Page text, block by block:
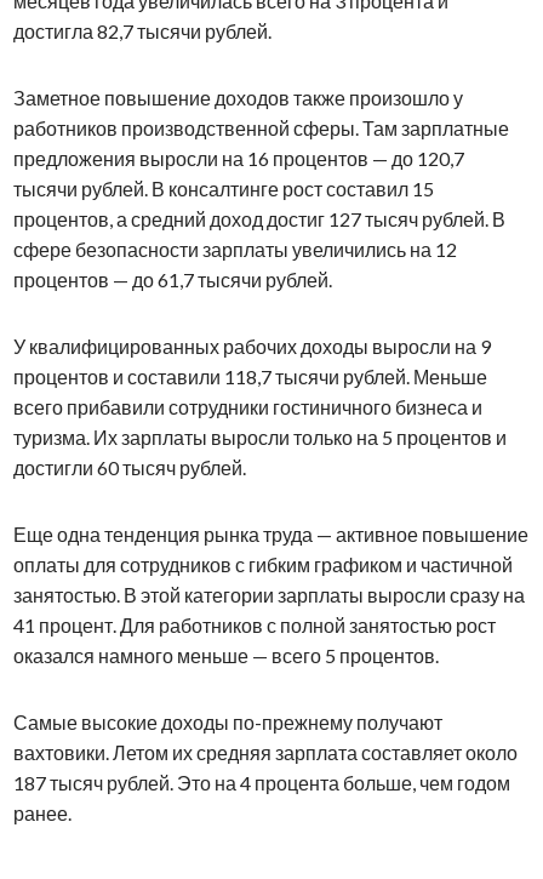
достигла 82,7 тысячи рублей.
Заметное повышение доходов также произошло у
работников производственной сферы. Там зарплатные
предложения выросли на 16 процентов — до 120,7
тысячи рублей. В консалтинге рост составил 15
процентов, а средний доход достиг 127 тысяч рублей. В
сфере безопасности зарплаты увеличились на 12
процентов — до 61,7 тысячи рублей.
У квалифицированных рабочих доходы выросли на 9
процентов и составили 118,7 тысячи рублей. Меньше
всего прибавили сотрудники гостиничного бизнеса и
туризма. Их зарплаты выросли только на 5 процентов и
достигли 60 тысяч рублей.
Еще одна тенденция рынка труда — активное повышение
оплаты для сотрудников с гибким графиком и частичной
занятостью. В этой категории зарплаты выросли сразу на
41 процент. Для работников с полной занятостью рост
оказался намного меньше — всего 5 процентов.
Самые высокие доходы по-прежнему получают
вахтовики. Летом их средняя зарплата составляет около
187 тысяч рублей. Это на 4 процента больше, чем годом
ранее.